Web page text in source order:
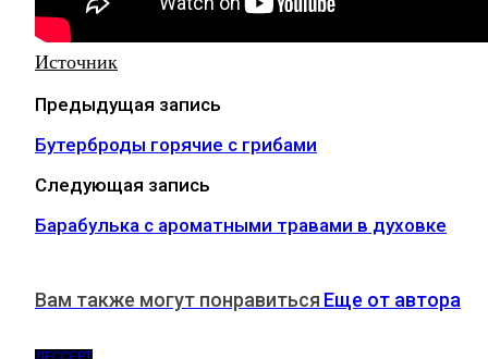
Источник
Предыдущая запись
Бутерброды горячие с грибами
Следующая запись
Барабулька с ароматными травами в духовке
Вам также могут понравиться Еще от автора